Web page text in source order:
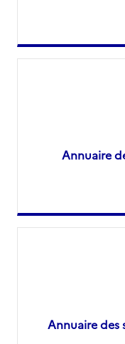
Annuaire
Annuaire des